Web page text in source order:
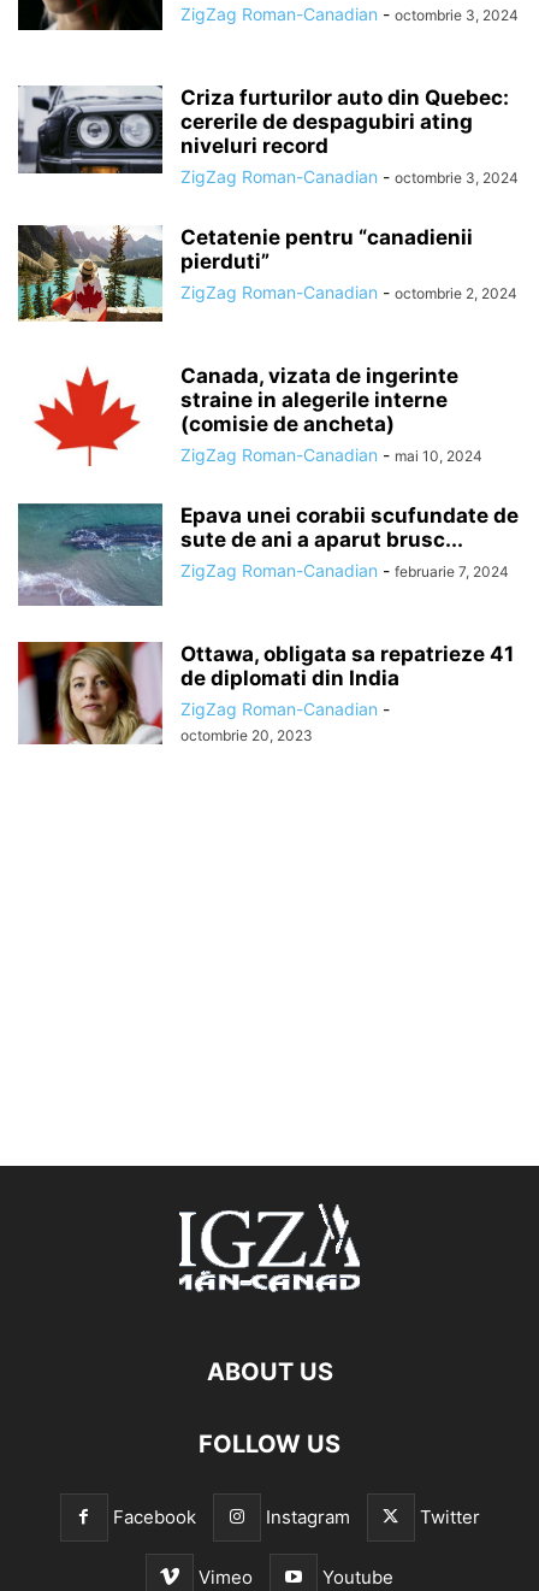
ZigZag Roman-Canadian - octombrie 3, 2024
Criza furturilor auto din Quebec:
cererile de despagubiri ating
niveluri record
ZigZag Roman-Canadian - octombrie 3, 2024
Cetatenie pentru “canadienii
pierduti”
ZigZag Roman-Canadian - octombrie 2, 2024
Canada, vizata de ingerinte
straine in alegerile interne
(comisie de ancheta)
ZigZag Roman-Canadian - mai 10, 2024
Epava unei corabii scufundate de
sute de ani a aparut brusc...
ZigZag Roman-Canadian - februarie 7, 2024
Ottawa, obligata sa repatrieze 41
de diplomati din India
ZigZag Roman-Canadian -
octombrie 20, 2023
ABOUT US
FOLLOW US
Facebook Instagram Twitter
Vimeo Youtube